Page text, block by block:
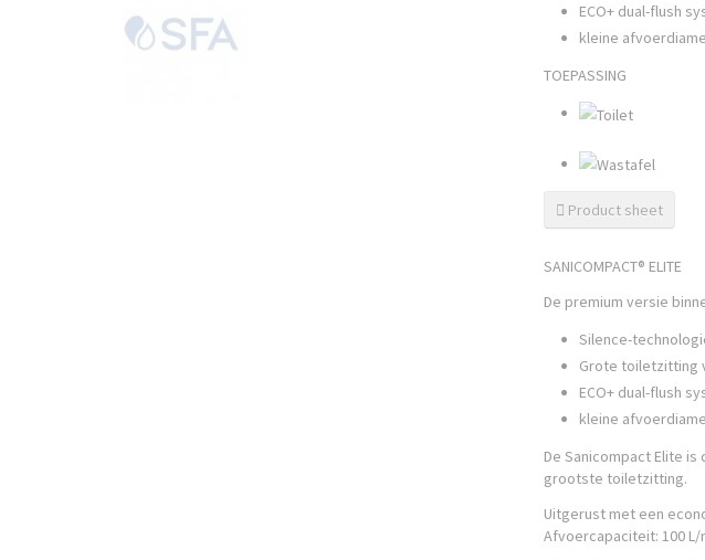
ECO+ dual-flush
kleine
TOEPASSING
 Product sheet
SANICOMPACT® ELITE
De premium versie
Silence-
Grote toiletzitting
ECO+ dual-flush
kleine
De Sanicompact Elite
grootste toiletzitting.
Uitgerust met een
Afvoercapaciteit: 100